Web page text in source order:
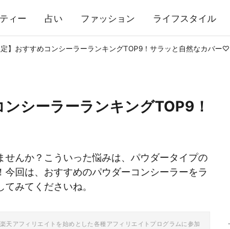
ィー 占い ファッション ライフスタイル
定】おすすめコンシーラーランキングTOP9！サラッと自然なカバー♡
ンシーラーランキングTOP9！
んか？こういった悩みは、パウダータイプの
回は、おすすめのパウダーコンシーラーをラ
みてくださいね。
アフィリエイトを始めとした各種アフィリエイトプログラムに参加